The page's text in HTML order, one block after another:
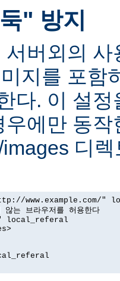
" 방지
서버외의
지를 포함
다. 이 설
우에만 동
디
www.example.com/"
는 브라우저를 허용한다
local_referal